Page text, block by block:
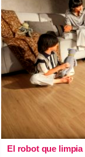
El robot que